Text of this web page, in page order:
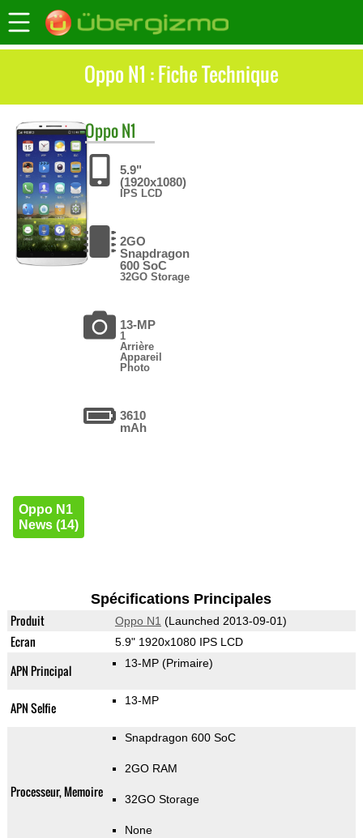
Oppo N1 : Fiche Technique
OppoN1
5.9"
(1920x1080)
IPS LCD
2GO
Snapdragon
600 SoC
32GO Storage
13-MP
1
Arrière
Appareil
Photo
3610
mAh
Oppo N1
News (14)
Spécifications Principales
Produit Oppo N1 (Launched 2013-09-01)
Ecran 5.9" 1920x1080 IPS LCD
APN Principal 13-MP (Primaire)
APN Selfie 13-MP
Processeur, Memoire
Snapdragon 600 SoC
2GO RAM
32GO Storage
None